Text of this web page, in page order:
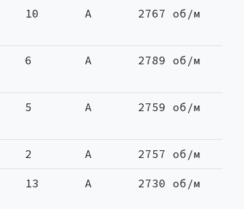
10 A 2767 об/м
6 A 2789 об/м
5 A 2759 об/м
2 A 2757 об/м
13 A 2730 об/м